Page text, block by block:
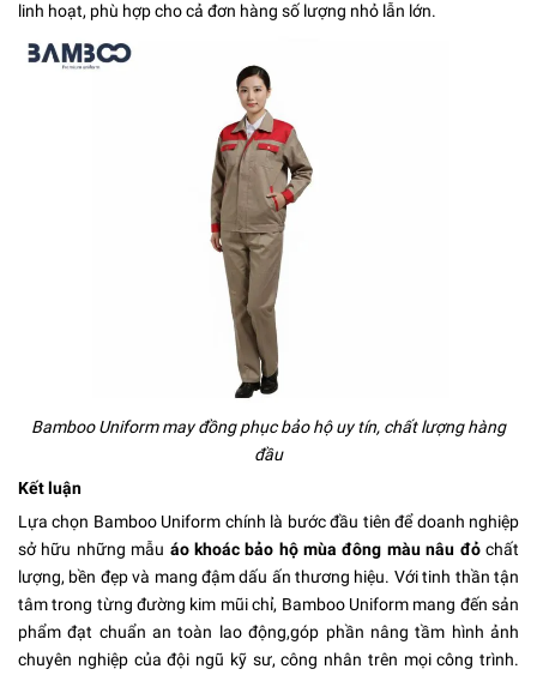
linh hoạt, phù hợp cho cả đơn hàng số lượng nhỏ lẫn lớn.
Bamboo Uniform may đồng phục bảo hộ uy tín, chất lượng hàng
đầu
Kết luận
Lựa chọn Bamboo Uniform chính là bước đầu tiên để doanh nghiệp
sở hữu những mẫu áo khoác bảo hộ mùa đông màu nâu đỏchất
lượng, bền đẹp và mang đậm dấu ấn thương hiệu. Với tinh thần tận
tâm trong từng đường kim mũi chỉ, Bamboo Uniform mang đến sản
phẩm đạt chuẩn an toàn lao động,góp phần nâng tầm hình ảnh
chuyên nghiệp của đội ngũ kỹ sư, công nhân trên mọi công trình.